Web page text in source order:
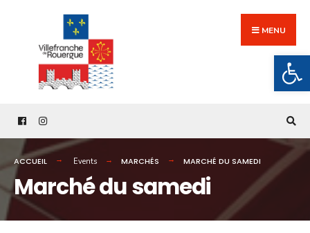
content
MENU
ACCUEIL Events MARCHÉS MARCHÉ DU SAMEDI
Marché du samedi